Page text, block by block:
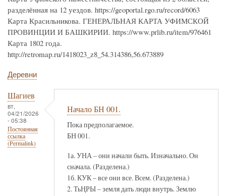
разделённая на 12 уездов. https://geoportal.rgo.ru/record/6063
Карта Красильникова. ГЕНЕРАЛЬНАЯ КАРТА УФИМСКОЙ
ПРОВИНЦИИ И БАШКИРИИ. https://www.prlib.ru/item/976461
Карта 1802 года.
http://retromap.ru/1418023_z8_54.314386,56.673889
Деревни
Шагиев
вт,
04/21/2026
- 05:38
Постоянная
ссылка
(Permalink)
Начало БН 001.
Пока предполагаемое.
БН 001.
1а. УНА – они начали быть. Изначально. Он
сначала. (Разделена.)
1б. КУК – все они все. Всем. (Разделена.)
2. ТьҢРЫ – земля дать люди внутрь. Землю